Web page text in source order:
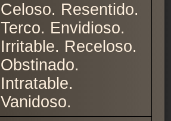
Celoso. Resentido.
Terco. Envidioso.
Irritable. Receloso.
Obstinado.
Intratable.
Vanidoso.